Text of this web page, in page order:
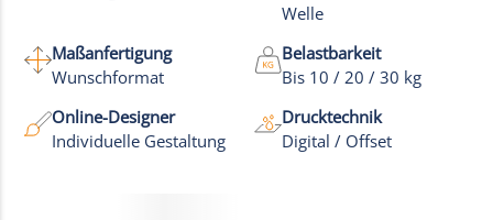
Welle
Maßanfertigung
Wunschformat
Belastbarkeit
Bis 10 / 20 / 30 kg
Online-Designer
Individuelle Gestaltung
Drucktechnik
Digital / Offset